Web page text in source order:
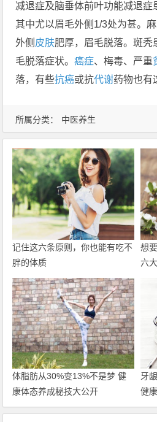
所属分类： 中医养生
减退症及脑垂体前叶功能减退症
其中尤以眉毛外侧1/3处为甚。
外侧 皮肤肥厚，眉毛脱落。斑秃
毛脱落症状。癌症、梅毒、严重
落，有些抗癌或抗代谢药物也有
记住这六条原则，你也能有吃不
胖的体质
想
六
体脂肪从30%变13%不是梦 健
康体态养成秘技大公开
牙
健